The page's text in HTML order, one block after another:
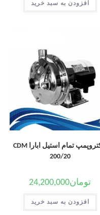
افزودن به سبد خرید
الکتروپمپ تمام استیل ابارا CDM
200/20
تومان24,200,000
افزودن به سبد خرید